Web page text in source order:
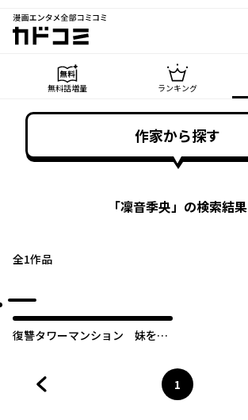
漫画エンタメ全部コミコミ
カドコミ
無料話増量 ランキング
作家から探す
「凜音季央」の検索結果
全1作品
復讐タワーマンション 妹を殺
ページ
1
へ